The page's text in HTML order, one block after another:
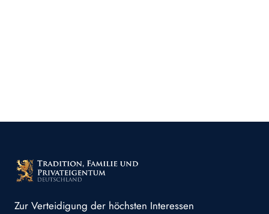
Zur Verteidigung der höchsten Interessen